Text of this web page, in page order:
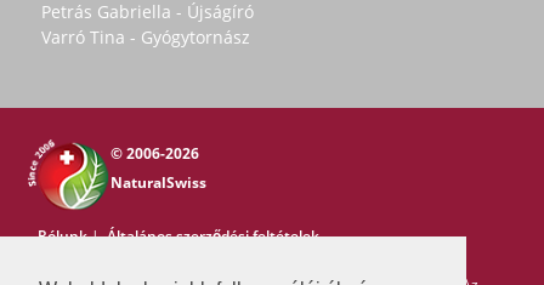
Petrás Gabriella - Újságíró
Varró Tina - Gyógytornász
© 2006-2026
NaturalSwiss
Rólunk|Általános szerződési feltételek